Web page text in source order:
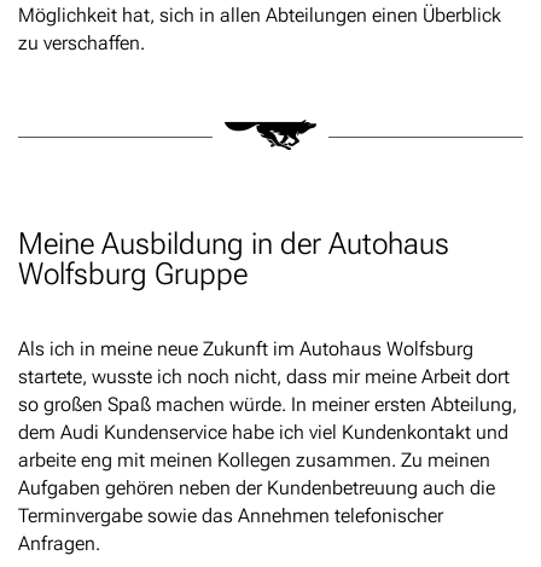
Möglichkeit hat, sich in allen Abteilungen einen Überblick
zu verschaffen.
Meine Ausbildung in der Autohaus
Wolfsburg Gruppe
Als ich in meine neue Zukunft im Autohaus Wolfsburg
startete, wusste ich noch nicht, dass mir meine Arbeit dort
so großen Spaß machen würde. In meiner ersten Abteilung,
dem Audi Kundenservice habe ich viel Kundenkontakt und
arbeite eng mit meinen Kollegen zusammen. Zu meinen
Aufgaben gehören neben der Kundenbetreuung auch die
Terminvergabe sowie das Annehmen telefonischer
Anfragen.